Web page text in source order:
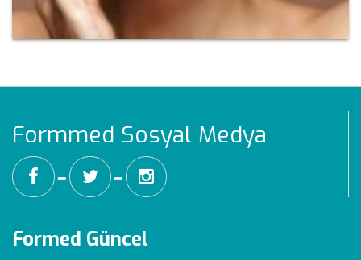
Formmed Sosyal Medya
━ ━
Formed Güncel